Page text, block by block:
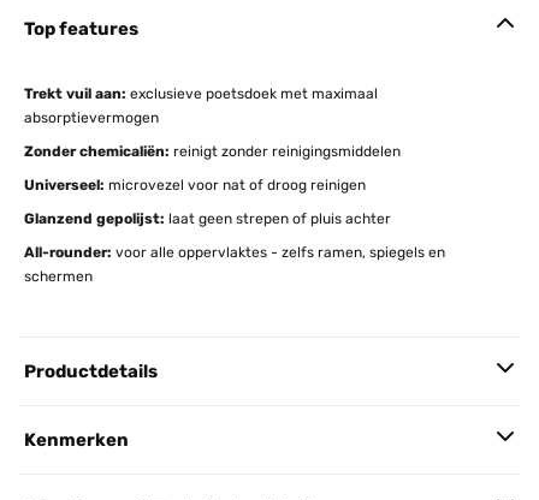
Top features
Trekt vuil aan: exclusieve poetsdoek met maximaal
absorptievermogen
Zonder chemicaliën: reinigt zonder reinigingsmiddelen
Universeel: microvezel voor nat of droog reinigen
Glanzend gepolijst: laat geen strepen of pluis achter
All-rounder: voor alle oppervlaktes - zelfs ramen, spiegels en
schermen
Productdetails
Kenmerken